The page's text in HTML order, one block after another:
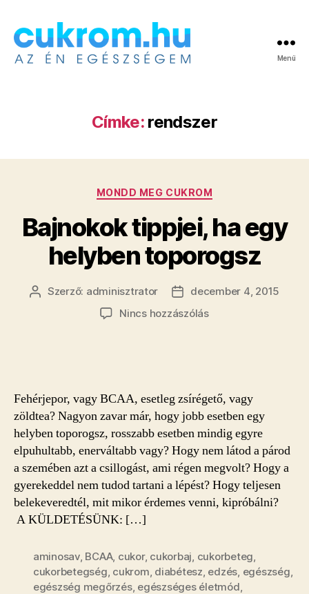
Menü
Címke: rendszer
Kategóriák
MONDD MEG CUKROM
Bajnokok tippjei, ha egy
helyben toporogsz
Bejegyzés
Szerző: adminisztrator
Bejegyzés
dátuma
december 4, 2015
Nincs hozzászólása(z)
toporogsz
bejegyzéshez
Fehérjepor, vagy BCAA, esetleg zsírégető, vagy
zöldtea? Nagyon zavar már, hogy jobb esetben egy
helyben toporogsz, rosszabb esetben mindig egyre
elpuhultabb, enerváltabb vagy? Hogy nem látod a párod
a szemében azt a csillogást, ami régen megvolt? Hogy a
gyerekeddel nem tudod tartani a lépést? Hogy teljesen
belekeveredtél, mit mikor érdemes venni, kipróbálni?
A KÜLDETÉSÜNK: […]
aminosav, BCAA, cukor, cukorbaj cukorbeteg
cukorbetegség cukrom diabétesz edzés egészség
egészség megőrzés, egészséges életmód